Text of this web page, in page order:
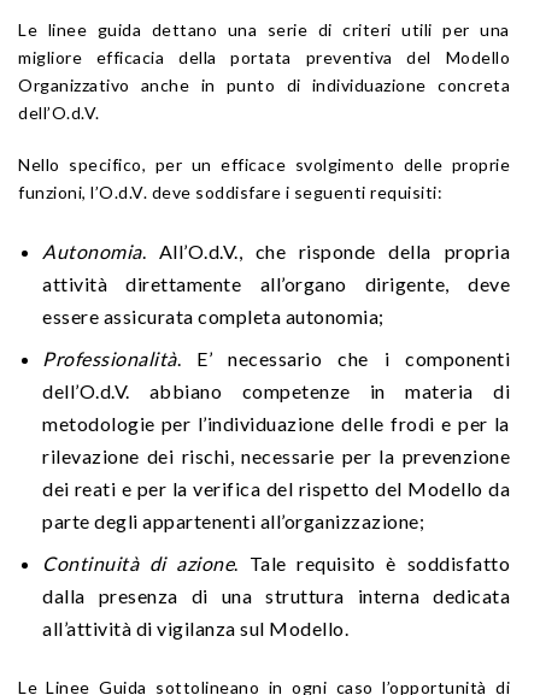
Le linee guida dettano una serie di criteri utili per una
migliore efficacia della portata preventiva del Modello
Organizzativo anche in punto di individuazione concreta
dell’O.d.V.
Nello specifico, per un efficace svolgimento delle proprie
funzioni, l’O.d.V. deve soddisfare i seguenti requisiti:
Autonomia. All’O.d.V., che risponde della propria
attività direttamente all’organo dirigente, deve
essere assicurata completa autonomia;
Professionalità. E’ necessario che i componenti
dell’O.d.V. abbiano competenze in materia di
metodologie per l’individuazione delle frodi e per la
rilevazione dei rischi, necessarie per la prevenzione
dei reati e per la verifica del rispetto del Modello da
parte degli appartenenti all’organizzazione;
Continuità di azione. Tale requisito è soddisfatto
dalla presenza di una struttura interna dedicata
all’attività di vigilanza sul Modello.
Le Linee Guida sottolineano in ogni caso l’opportunità di